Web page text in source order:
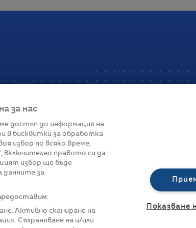
Реклама
За нас
Политика за
Управление на
за нас
достъп до информация на
в бисквитки за обработка
избор по всяко време,
включително правото си да
избор ще бъде
данните за
Активно сканиране на
Съхраняване на и/или
Показване